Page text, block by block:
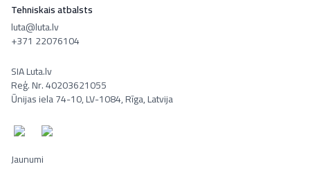
Tehniskais atbalsts
luta@luta.lv
+371 22076104
SIA Luta.lv
Reģ. Nr. 40203621055
Ūnijas iela 74-10, LV-1084, Rīga, Latvija
Jaunumi